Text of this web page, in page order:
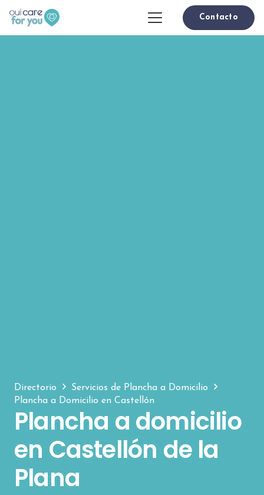
Contacto
Directorio
Servicios de Plancha a Domicilio
Plancha a Domicilio en Castellón
Plancha a domicilio
en Castellón de la
Plana